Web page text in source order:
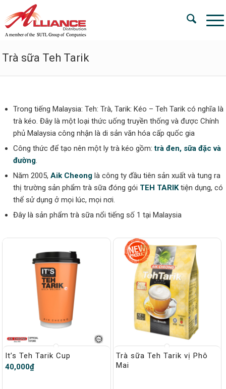
Trà sữa Teh Tarik
Trong tiếng Malaysia: Teh: Trà, Tarik: Kéo – Teh Tarik có nghĩa là
trà kéo. Đây là một loại thức uống truyền thống và được Chính
phủ Malaysia công nhận là di sản văn hóa cấp quốc gia
Công thức để tạo nên một ly trà kéo gồm:trà đen, sữa đặc và
đường.
Năm 2005,Aik Cheong là công ty đầu tiên sản xuất và tung ra
thị trường sản phẩm trà sữa đóng gói TEH TARIKtiện dụng, có
thể sử dụng ở mọi lúc, mọi nơi.
Đây là sản phẩm trà sữa nổi tiếng số 1 tại Malaysia
It’s Teh Tarik Cup
40,000₫
Trà sữa Teh Tarik vị Phô
Mai